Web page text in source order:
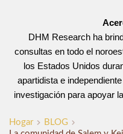
DHM Research ha
consultas en todo el
los Estados Unidos
apartidista e
investigación para apoyar
Hogar
BLOG